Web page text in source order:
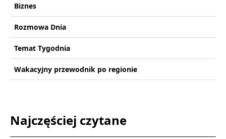
Biznes
Rozmowa Dnia
Temat Tygodnia
Wakacyjny przewodnik po regionie
Najczęściej czytane